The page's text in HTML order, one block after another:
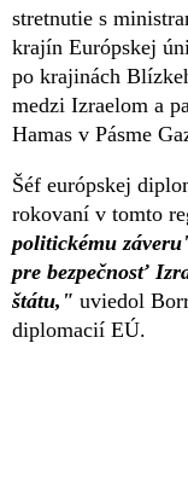
stretnutie s
krajín Európskej
po krajinách
medzi Izraelom a
Hamas v Pásme
Šéf európskej
rokovaní v tomto
politickému
pre bezpečnosť
štátu," uviedol
diplomacií EÚ.